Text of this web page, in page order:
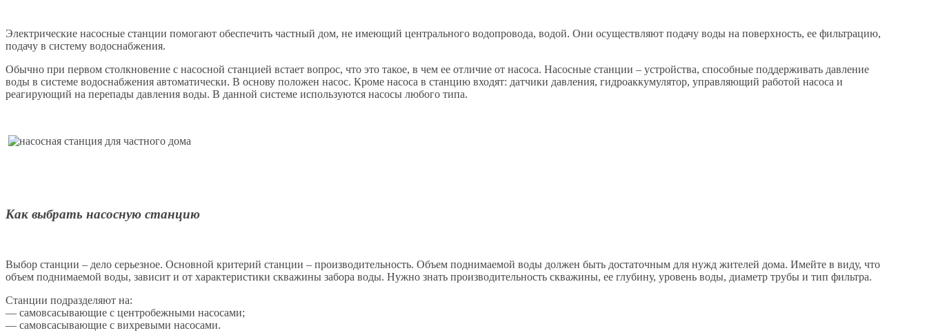
Электрические насосные станции помогают обеспечить частный дом, не имеющий центрального водопровода, водой. Они осуществляют подачу воды на поверхность, ее фильтрацию,
подачу в систему водоснабжения.
Обычно при первом столкновение с насосной станцией встает вопрос, что это такое, в чем ее отличие от насоса. Насосные станции – устройства, способные поддерживать давление
воды в системе водоснабжения автоматически. В основу положен насос. Кроме насоса в станцию входят: датчики давления, гидроаккумулятор, управляющий работой насоса и
реагирующий на перепады давления воды. В данной системе используются насосы любого типа.
Как выбрать насосную станцию
Выбор станции – дело серьезное. Основной критерий станции – производительность. Объем поднимаемой воды должен быть достаточным для нужд жителей дома. Имейте в виду, что
объем поднимаемой воды, зависит и от характеристики скважины забора воды. Нужно знать производительность скважины, ее глубину, уровень воды, диаметр трубы и тип фильтра.
Станции подразделяют на:
— самовсасывающие с центробежными насосами;
— самовсасывающие с вихревыми насосами.